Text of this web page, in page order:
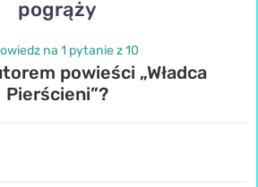
pogrąży
na 1 pytanie z 10
powieści „Władca
Pierścieni”?